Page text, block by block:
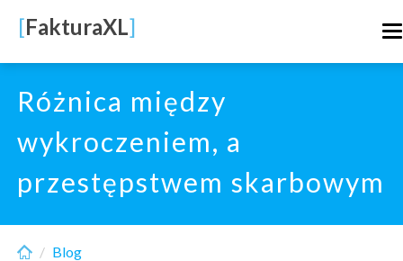
main
content
[FakturaXL]
Różnica między
wykroczeniem, a
przestępstwem skarbowym
Blog